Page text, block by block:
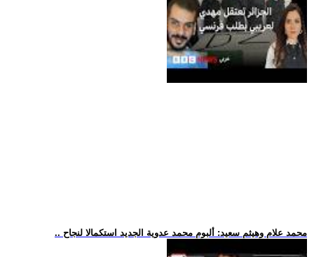
.. محمد علام وهيثم سعيد: ألبوم محمد عدوية الجديد استكمالا لنجاح